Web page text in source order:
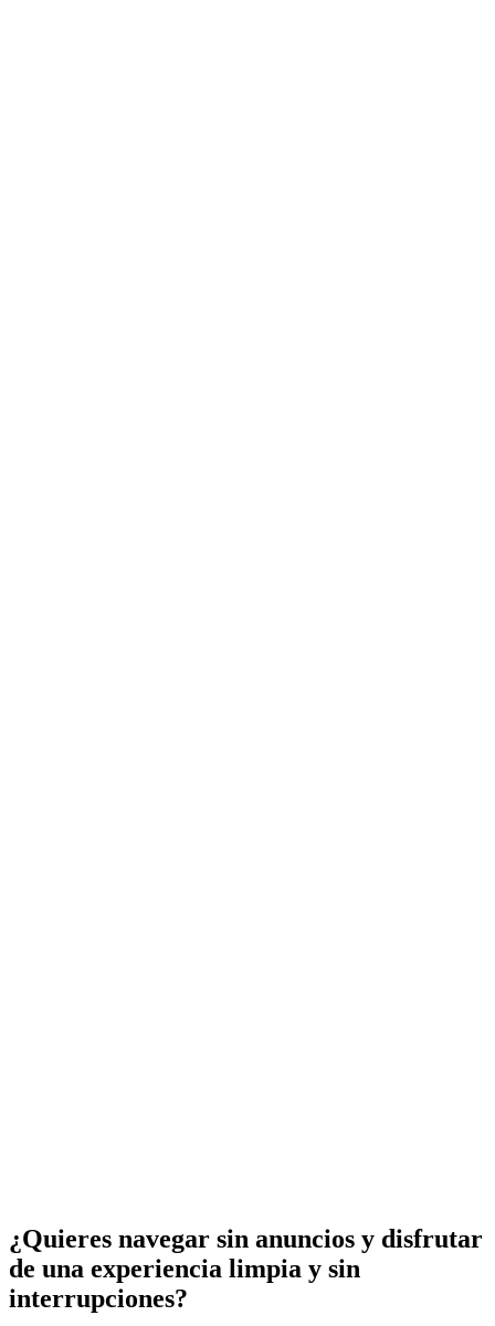
¿Quieres navegar sin anuncios y disfrutar
de una experiencia limpia y sin
interrupciones?